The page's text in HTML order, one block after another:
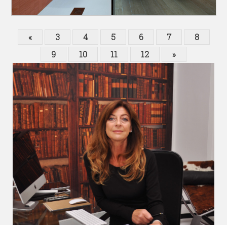
« 3 4 5 6 7
8
9
10 11 12 »